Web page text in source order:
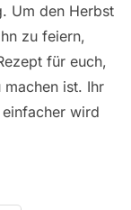
Um den Herbst
zu feiern,
für euch,
ist. Ihr
wird